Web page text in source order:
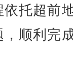
托超前
顺利完